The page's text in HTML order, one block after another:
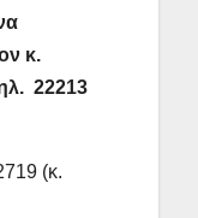
κ.
22213
(κ.